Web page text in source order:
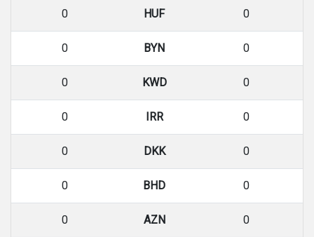
0 HUF 0
0 BYN 0
0 KWD 0
0 IRR 0
0 DKK 0
0 BHD 0
0 AZN 0